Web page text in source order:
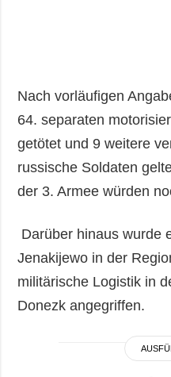
Nach vorläufigen
64. separaten
getötet und 9 weitere
russische Soldaten
der 3. Armee würden
Darüber hinaus wurde
Jenakijewo in der
militärische Logistik in
Donezk angegriffen.